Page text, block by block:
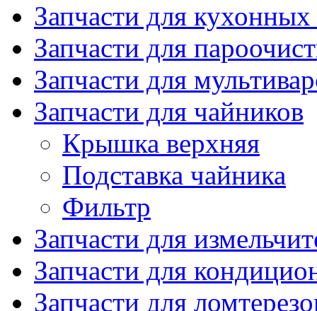
Запчасти для
Запчасти для
Запчасти для
Запчасти для чайников
Крышка верхняя
Подставка чайника
Фильтр
Запчасти для
Запчасти для
Запчасти для